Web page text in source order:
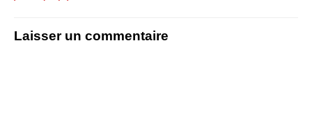
Laisser un commentaire